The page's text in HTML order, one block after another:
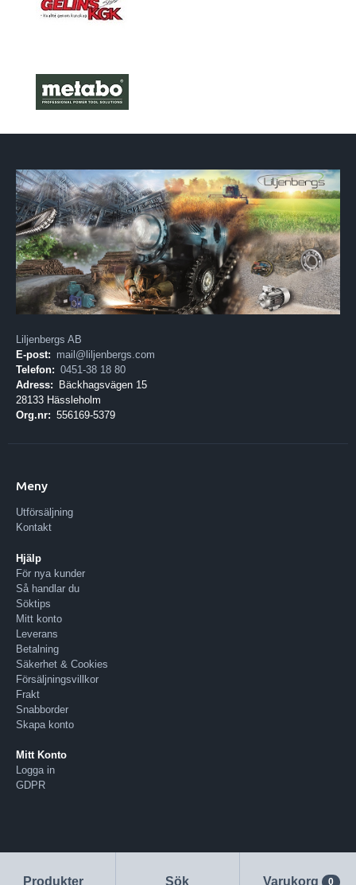
Produkter Sök Varukorg 0
Liljenbergs AB
E-post: mail@liljenbergs.com
Telefon: 0451-38 18 80
Adress:
Bäckhagsvägen 15
28133 Hässleholm
Org.nr: 556169-5379
Meny
Utförsäljning
Kontakt
Hjälp
För nya kunder
Så handlar du
Söktips
Mitt konto
Leverans
Betalning
Säkerhet & Cookies
Försäljningsvillkor
Frakt
Snabborder
Skapa konto
Mitt Konto
Logga in
GDPR